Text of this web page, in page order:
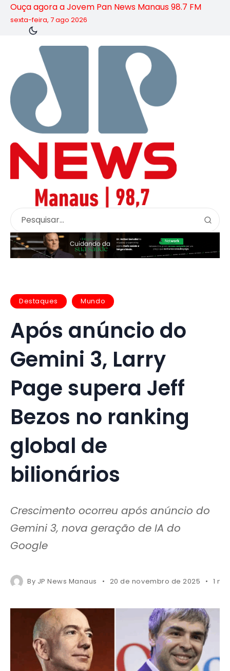
Ouça agora a Jovem Pan News Manaus 98.7 FM
sexta-feira, 7 ago 2026
Destaques Mundo
Após anúncio do
Gemini 3, Larry
Page supera Jeff
Bezos no ranking
global de
bilionários
Crescimento ocorreu após anúncio do
Gemini 3, nova geração de IA do
Google
By JP News Manaus 20 de novembro de 2025 1